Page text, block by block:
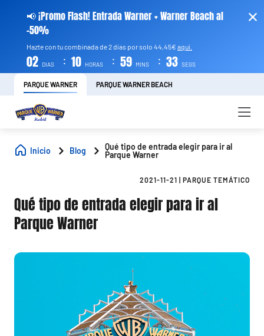
📢 ¡Promo Flash! Entrada Warner + Warner Beach al
-50%
Hazte con tu combinada de 2 días por solo 44,45€ aquí.
02 DIAS : 10 HORAS : 59 MINS : 33 SEGS
PARQUE WARNER PARQUE WARNER BEACH
Inicio Blog
Qué tipo de entrada elegir para ir al
Parque Warner
2021-11-21 PARQUE TEMÁTICO
Qué tipo de entrada elegir para ir al
Parque Warner